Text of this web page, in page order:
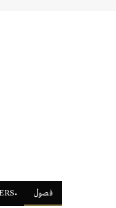
فصول